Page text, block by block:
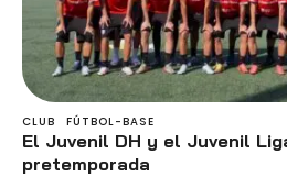
CLUB FÚTBOL-BASE
El Juvenil DH y el Juvenil
pretemporada